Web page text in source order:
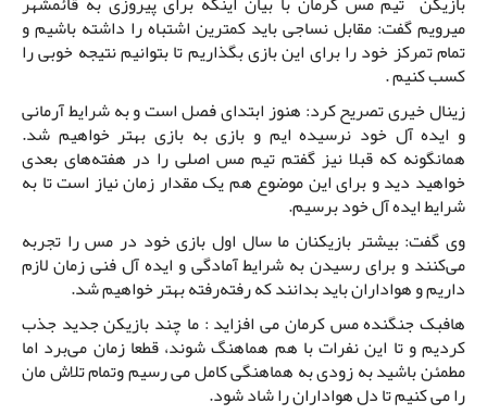
میرویم گفت: مقابل نساجی باید کمترین اشتباه را داشته باشیم و
تمام تمرکز خود را برای این بازی بگذاریم تا بتوانیم نتیجه خوبی را
کسب کنیم .
زینال خیری تصریح کرد: هنوز ابتدای فصل است و به شرایط آرمانی
و ایده آل خود نرسیده ایم و بازی به بازی بهتر خواهیم شد.
همانگونه که قبلا نیز گفتم تیم مس اصلی را در هفته‌های بعدی
خواهید دید و برای این موضوع هم یک مقدار زمان نیاز است تا به
شرایط ایده آل خود برسیم.
وی گفت: بیشتر بازیکنان ما سال اول بازی خود در مس را تجربه
می‌کنند و برای رسیدن به شرایط آمادگی و ایده آل فنی زمان لازم
داریم و هواداران باید بدانند که رفته‌رفته بهتر خواهیم شد.
هافبک جنگنده مس کرمان می افزاید : ما چند بازیکن جدید جذب
کردیم و تا این نفرات با هم هماهنگ شوند، قطعا زمان می‌برد اما
مطمئن باشید به زودی به هماهنگی کامل می رسیم وتمام تلاش مان
را می کنیم تا دل هواداران را شاد شود.